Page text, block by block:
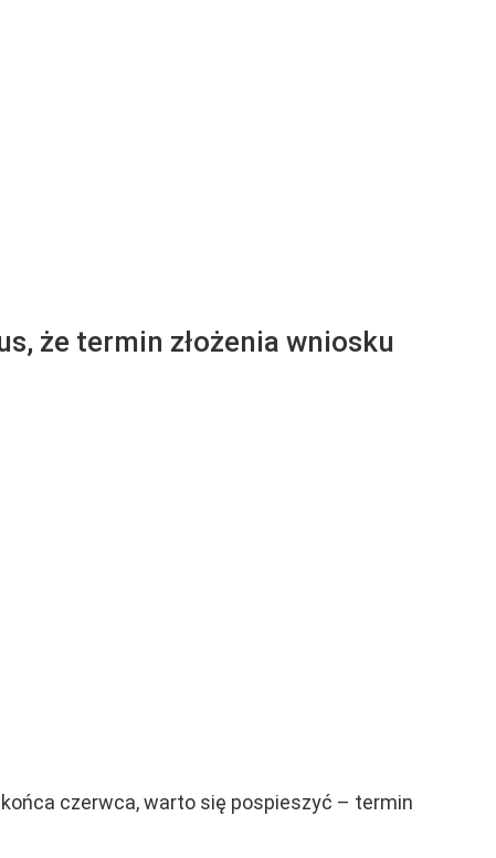
że termin złożenia wniosku
czerwca, warto się pospieszyć – termin